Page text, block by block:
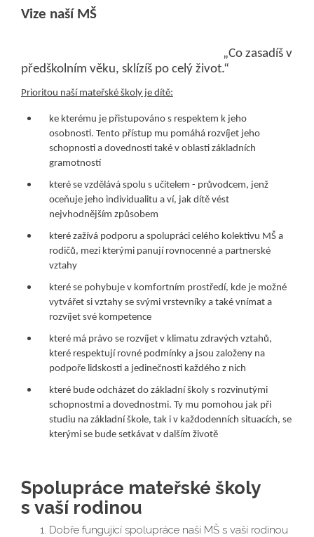
Vize naší MŠ
„Co zasadíš v
předškolním věku, sklízíš po celý život.“
Prioritou naší mateřské školy je dítě:
ke kterému je přistupováno s respektem k jeho
osobnosti. Tento přístup mu pomáhá rozvíjet jeho
schopnosti a dovednosti také v oblasti základních
gramotností
které se vzdělává spolu s učitelem - průvodcem, jenž
oceňuje jeho individualitu a ví, jak dítě vést
nejvhodnějším způsobem
které zažívá podporu a spolupráci celého kolektivu MŠ a
rodičů, mezi kterými panují rovnocenné a partnerské
vztahy
které se pohybuje v komfortním prostředí, kde je možné
vytvářet si vztahy se svými vrstevníky a také vnímat a
rozvíjet své kompetence
které má právo se rozvíjet v klimatu zdravých vztahů,
které respektují rovné podmínky a jsou založeny na
podpoře lidskosti a jedinečnosti každého z nich
které bude odcházet do základní školy s rozvinutými
schopnostmi a dovednostmi. Ty mu pomohou jak při
studiu na základní škole, tak i v každodenních situacích, se
kterými se bude setkávat v dalším životě
Spolupráce mateřské školy
s vaší rodinou
Dobře fungující spolupráce naší MŠ s vaší rodinou